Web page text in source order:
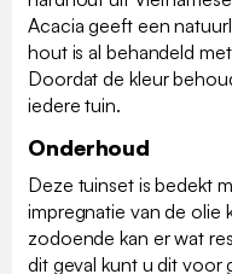
Acacia geeft een
hout is al behandeld
Doordat de kleur
iedere tuin.
Onderhoud
Deze tuinset is bedekt
impregnatie van de olie
zodoende kan er wat
dit geval kunt u dit voor